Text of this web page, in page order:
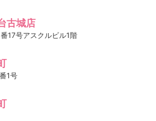
古城店
17号アスクルビル1階
1号